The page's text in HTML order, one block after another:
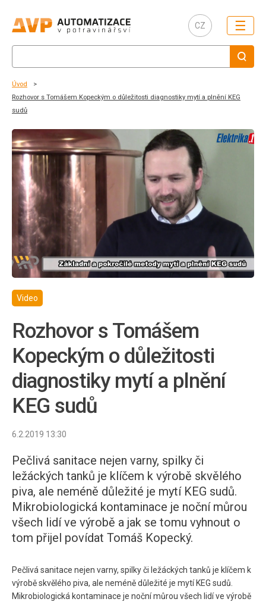
CZ ☰
Úvod
Rozhovor s Tomášem Kopeckým o důležitosti diagnostiky mytí a plnění KEG
sudů
Video
Rozhovor s Tomášem
Kopeckým o důležitosti
diagnostiky mytí a plnění
KEG sudů
6.2.2019 13:30
Pečlivá sanitace nejen varny, spilky či
ležáckých tanků je klíčem k výrobě skvělého
piva, ale neméně důležité je mytí KEG sudů.
Mikrobiologická kontaminace je noční můrou
všech lidí ve výrobě a jak se tomu vyhnout o
tom přijel povídat Tomáš Kopecký.
Pečlivá sanitace nejen varny, spilky či ležáckých tanků je klíčem k
výrobě skvělého piva, ale neméně důležité je mytí KEG sudů.
Mikrobiologická kontaminace je noční můrou všech lidí ve výrobě